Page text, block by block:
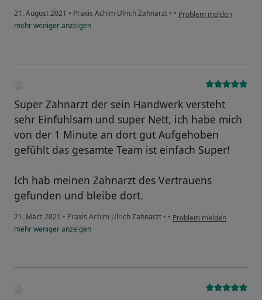
21. August 2021 • Praxis Achim Ulrich Zahnarzt • • Problem melden
mehrwenigeranzeigen
Super Zahnarzt der sein Handwerk versteht
sehr Einfühlsam und super Nett, ich habe mich
von der 1 Minute an dort gut Aufgehoben
gefühlt das gesamte Team ist einfach Super!
Ich hab meinen Zahnarzt des Vertrauens
gefunden und bleibe dort.
21. März 2021 • Praxis Achim Ulrich Zahnarzt • • Problem melden
mehrwenigeranzeigen